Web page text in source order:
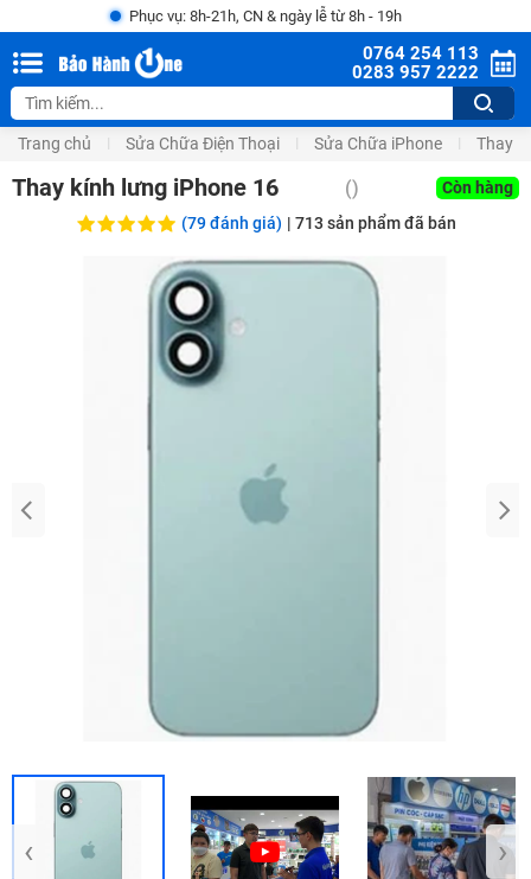
Phục vụ: 8h-21h, CN & ngày lễ từ 8h - 19h
0764 254 113
0283 957 2222
Trang chủ Sửa Chữa Điện Thoại Sửa Chữa iPhone Thay
Thay kính lưng iPhone 16 ()
Còn hàng
(79 đánh giá) | 713 sản phẩm đã bán
‹ ›